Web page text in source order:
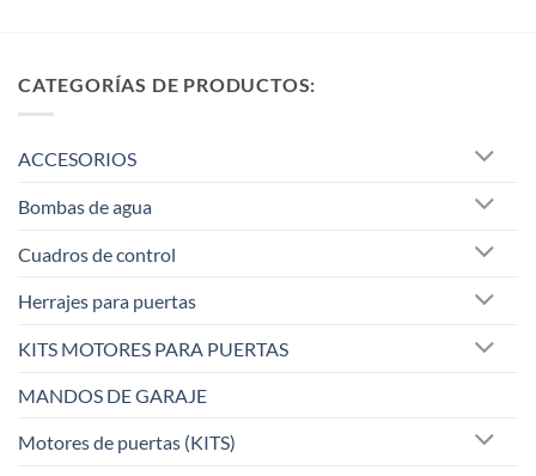
CATEGORÍAS DE PRODUCTOS:
ACCESORIOS
Bombas de agua
Cuadros de control
Herrajes para puertas
KITS MOTORES PARA PUERTAS
MANDOS DE GARAJE
Motores de puertas (KITS)